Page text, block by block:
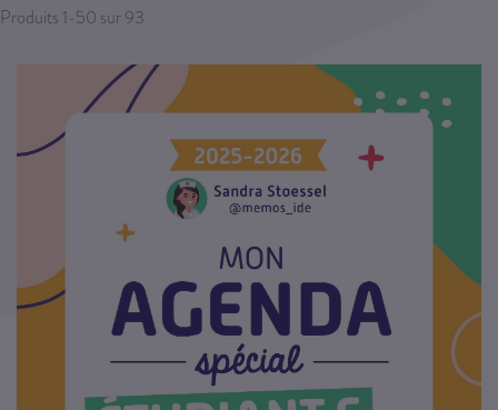
Produits 1-50 sur93